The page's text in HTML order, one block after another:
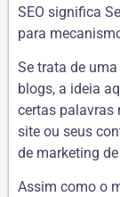
SEO significa
para
Se trata de
blogs, a ideia
certas palavras
site ou seus
de marketing
Assim como o